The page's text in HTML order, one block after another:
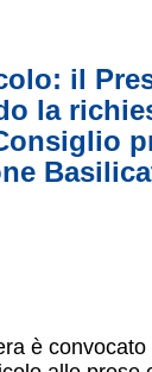
il
la
è